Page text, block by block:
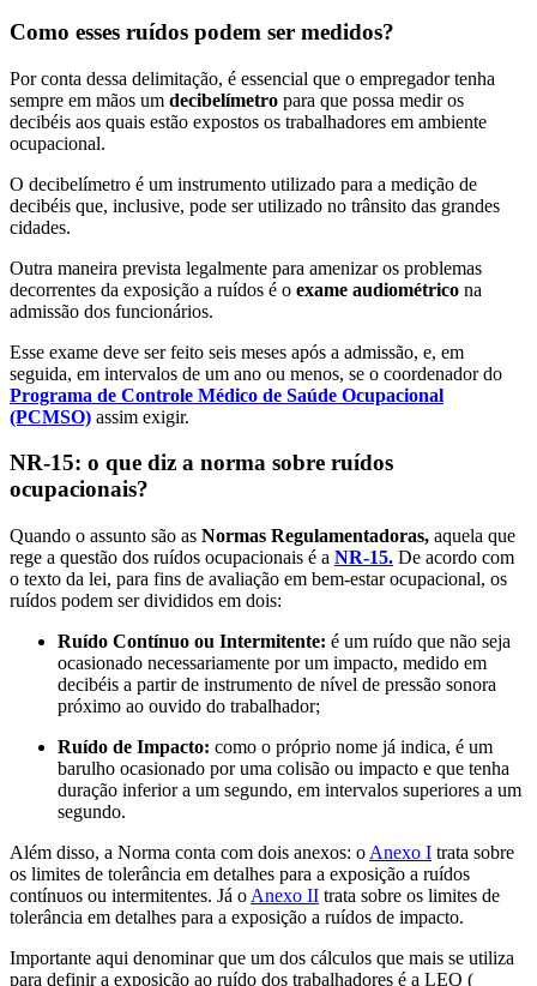
Como esses ruídos podem ser medidos?
Por conta dessa delimitação, é essencial que o empregador tenha
sempre em mãos um decibelímetro para que possa medir os
decibéis aos quais estão expostos os trabalhadores em ambiente
ocupacional.
O decibelímetro é um instrumento utilizado para a medição de
decibéis que, inclusive, pode ser utilizado no trânsito das grandes
cidades.
Outra maneira prevista legalmente para amenizar os problemas
decorrentes da exposição a ruídos é o exame audiométrico na
admissão dos funcionários.
Esse exame deve ser feito seis meses após a admissão, e, em
seguida, em intervalos de um ano ou menos, se o coordenador do
Programa de Controle Médico de Saúde Ocupacional
(PCMSO) assim exigir.
NR-15: o que diz a norma sobre ruídos
ocupacionais?
Quando o assunto são as Normas Regulamentadoras, aquela que
rege a questão dos ruídos ocupacionais é a NR-15. De acordo com
o texto da lei, para fins de avaliação em bem-estar ocupacional, os
ruídos podem ser divididos em dois:
Ruído Contínuo ou Intermitente: é um ruído que não seja
ocasionado necessariamente por um impacto, medido em
decibéis a partir de instrumento de nível de pressão sonora
próximo ao ouvido do trabalhador;
Ruído de Impacto: como o próprio nome já indica, é um
barulho ocasionado por uma colisão ou impacto e que tenha
duração inferior a um segundo, em intervalos superiores a um
segundo.
Além disso, a Norma conta com dois anexos: o Anexo I trata sobre
os limites de tolerância em detalhes para a exposição a ruídos
contínuos ou intermitentes. Já o Anexo II trata sobre os limites de
tolerância em detalhes para a exposição a ruídos de impacto.
Importante aqui denominar que um dos cálculos que mais se utiliza
para definir a exposição ao ruído dos trabalhadores é a LEQ (